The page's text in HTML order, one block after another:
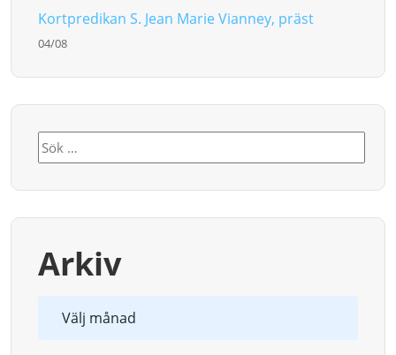
Kortpredikan S. Jean Marie Vianney, präst
04/08
Sök
efter:
Arkiv